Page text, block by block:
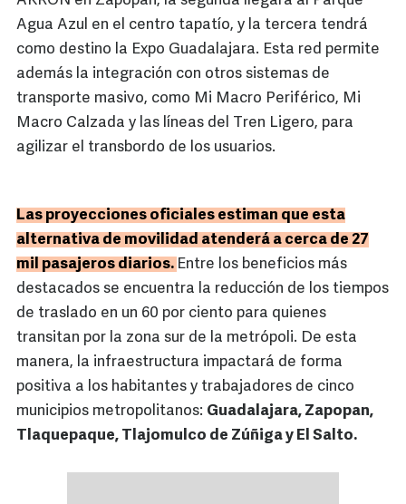
Agua Azul en el centro tapatío, y la tercera tendrá
como destino la Expo Guadalajara. Esta red permite
además la integración con otros sistemas de
transporte masivo, como Mi Macro Periférico, Mi
Macro Calzada y las líneas del Tren Ligero, para
agilizar el transbordo de los usuarios.
Las proyecciones oficiales estiman que esta
alternativa de movilidad atenderá a cerca de 27
mil pasajeros diarios. Entre los beneficios más
destacados se encuentra la reducción de los tiempos
de traslado en un 60 por ciento para quienes
transitan por la zona sur de la metrópoli. De esta
manera, la infraestructura impactará de forma
positiva a los habitantes y trabajadores de cinco
municipios metropolitanos: Guadalajara, Zapopan,
Tlaquepaque, Tlajomulco de Zúñiga y El Salto.